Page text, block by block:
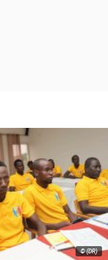
© (DR)